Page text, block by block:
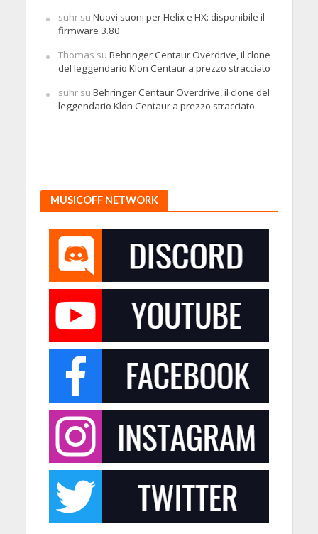
suhrsu Nuovi suoni per Helix e HX: disponibile il
firmware 3.80
Thomas su Behringer Centaur Overdrive, il clone
del leggendario Klon Centaur a prezzo stracciato
suhrsu Behringer Centaur Overdrive, il clone del
leggendario Klon Centaur a prezzo stracciato
MUSICOFF NETWORK